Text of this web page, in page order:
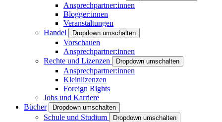
Ansprechpartner:innen
Blogger:innen
Veranstaltungen
Handel
Dropdown umschalten
Vorschauen
Ansprechpartner:innen
Rechte und Lizenzen
Dropdown umschalten
Ansprechpartner:innen
Kleinlizenzen
Foreign Rights
Jobs und Karriere
Bücher
Dropdown umschalten
Schule und Studium Dropdown umschalten